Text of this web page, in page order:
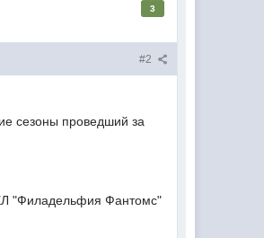
3
#2
сезоны проведший за
"Филадельфия Фантомс"